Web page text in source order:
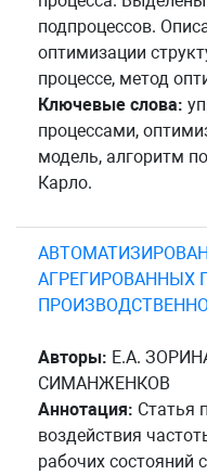
подпроцессов.
оптимизации
процессе, метод
Ключевые слова:
процессами,
модель, алгоритм
Карло.
АГРЕГИРОВАННЫХ
Авторы: Е.А.
СИМАНЖЕНКОВ
Аннотация: Статья
воздействия
рабочих состояний